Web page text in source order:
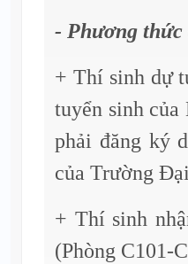
- Phương thức
+ Thí sinh dự
tuyển sinh
phải đăng ký
của Trường
+ Thí sinh
(Phòng C101-